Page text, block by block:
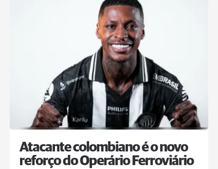
Atacante colombiano é o novo
reforço do Operário Ferroviário